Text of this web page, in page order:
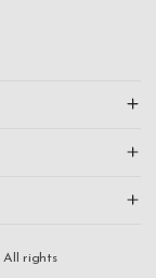
All rights